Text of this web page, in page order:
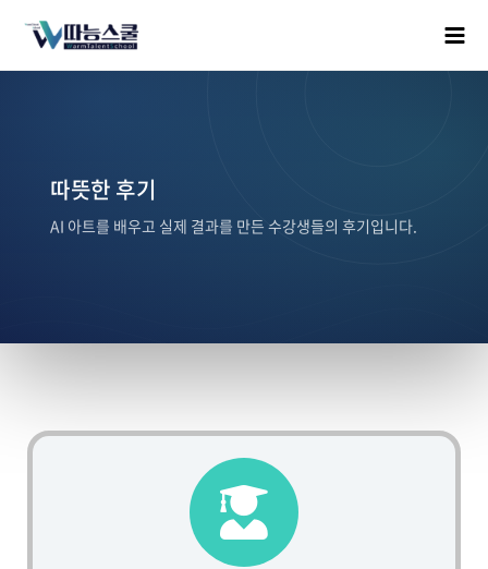
따뜻한 후기
AI 아트를 배우고 실제 결과를 만든 수강생들의 후기입니다.